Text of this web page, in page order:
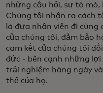
những câu hỏi, sự tò
Chúng tôi nhận ra cách
là đưa nhân viên đi
của chúng tôi, đảm bảo
cam kết của chúng tôi
đức - bên cạnh những
trải nghiệm hàng ngày
thể của họ.